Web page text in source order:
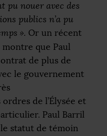
pu nouer avec des
publics n’a pu
». Or un récent
montre que Paul
de plus de
le gouvernement
de l’Élysée et
Paul Barril
statut de témoin